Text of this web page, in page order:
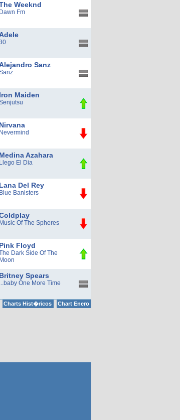
Weeknd
Dawn Fm
Sanz
Iron Maiden
Nirvana
Nevermind
Medina Azahara
Llego El Dia
Lana Del Rey
Blue Banisters
Music Of The Spheres
Pink Floyd
Dark Side Of The
Moon
Britney Spears
...baby One More Time
Charts Hist�ricos Chart Enero